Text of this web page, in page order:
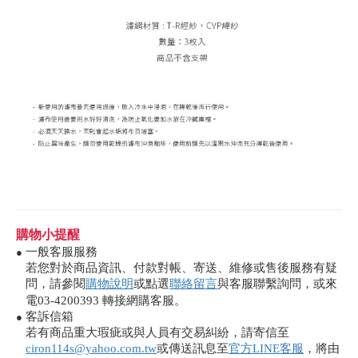
購物小提醒
● 一般客服服務
若您對於商品資訊、付款對帳、寄送、維修或售後服務有疑
問，請參閱購物說明或點選聯絡留言與客服聯繫詢問，或來
電03-4200393 轉接網購客服。
● 客訴信箱
若有商品重大瑕疵或與人員有交易糾紛，請寄信至
ciron114s@yahoo.com.tw或傳送訊息至官方LINE客服 ，將由